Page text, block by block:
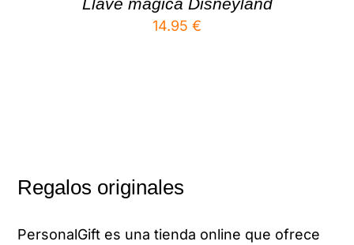
Llave mágica Disneyland
14.95 €
Regalos originales
PersonalGift es una tienda online que ofrece